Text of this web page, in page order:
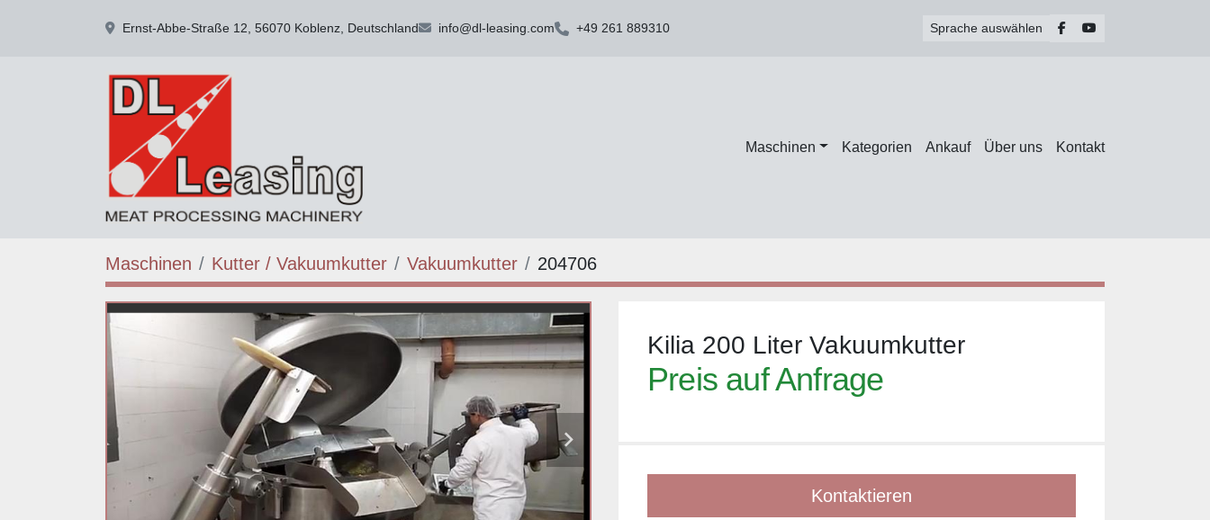
Ernst-Abbe-Straße 12, 56070 Koblenz, Deutschland info@dl-leasing.com +49 261 889310 Sprache auswählen facebook
Maschinen Kategorien Ankauf Über uns Kontakt
Maschinen Kutter / Vakuumkutter Vakuumkutter 204706
Kilia 200 Liter Vakuumkutter
Preis auf Anfrage
Kontaktieren